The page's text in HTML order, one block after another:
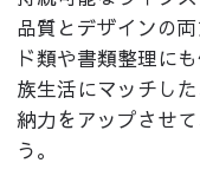
品質とデザインの
ド類や書類整理に
族生活にマッチし
納力をアップさせ
う。